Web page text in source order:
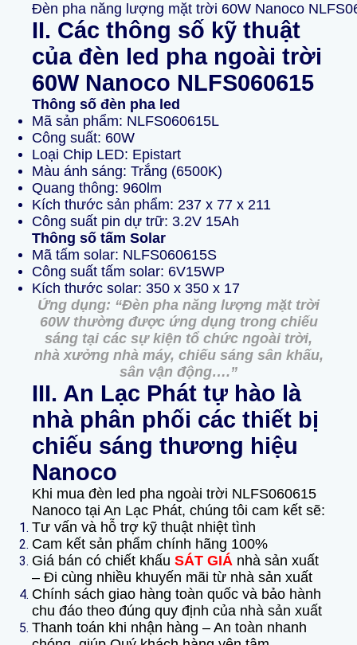
Đèn pha năng lượng mặt trời 60W Nanoco
II. Các thông số kỹ thuật
của đèn led pha ngoài trời
60W Nanoco NLFS060615
Thông số đèn pha led
Mã sản phẩm: NLFS060615L
Công suất: 60W
Loại Chip LED: Epistart
Màu ánh sáng: Trắng (6500K)
Quang thông: 960lm
Kích thước sản phẩm: 237 x 77 x 211
Công suất pin dự trữ: 3.2V 15Ah
Thông số tấm Solar
Mã tấm solar: NLFS060615S
Công suất tấm solar: 6V15WP
Kích thước solar: 350 x 350 x 17
Ứng dụng: “Đèn pha năng lượng mặt trời
60W thường được ứng dụng trong chiếu
sáng tại các sự kiện tổ chức ngoài trời,
nhà xưởng nhà máy, chiếu sáng sân khấu,
sân vận động….”
III. An Lạc Phát tự hào là
nhàphân phối các thiết bị
chiếu sáng thương hiệu
Nanoco
Khi mua đèn led pha ngoài trời NLFS060615
Nanoco tại An Lạc Phát, chúng tôi cam kết sẽ:
Tư vấn và hỗ trợ kỹ thuật nhiệt tình
Cam kết sản phẩm chính hãng 100%
Giá bán có chiết khấu SÁT GIÁ nhà sản xuất
– Đi cùng nhiều khuyến mãi từ nhà sản xuất
Chính sách giao hàng toàn quốc và bảo hành
chu đáo theo đúng quy định của nhà sản xuất
Thanh toán khi nhận hàng – An toàn nhanh